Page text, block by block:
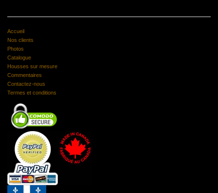
Accueil
Nos clients
Photos
Catalogue
Housses sur mesure
Commentaires
Contactez-nous
Termes et conditions